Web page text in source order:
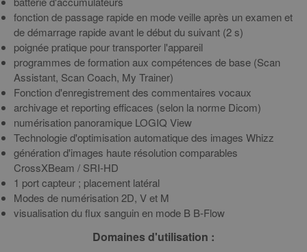
fonction de passage rapide en mode veille après un examen et
de démarrage rapide avant le début du suivant (2 s)
poignée pratique pour transporter l'appareil
programmes de formation aux compétences de base (Scan
Assistant, Scan Coach, My Trainer)
Fonction d'enregistrement des commentaires vocaux
archivage et reporting efficaces (selon la norme Dicom)
numérisation panoramique LOGIQ View
Technologie d'optimisation automatique des images Whizz
génération d'images haute résolution comparables
CrossXBeam / SRI-HD
1 port capteur ; placement latéral
Modes de numérisation 2D, V et M
visualisation du flux sanguin en mode B B-Flow
Domaines d'utilisation :